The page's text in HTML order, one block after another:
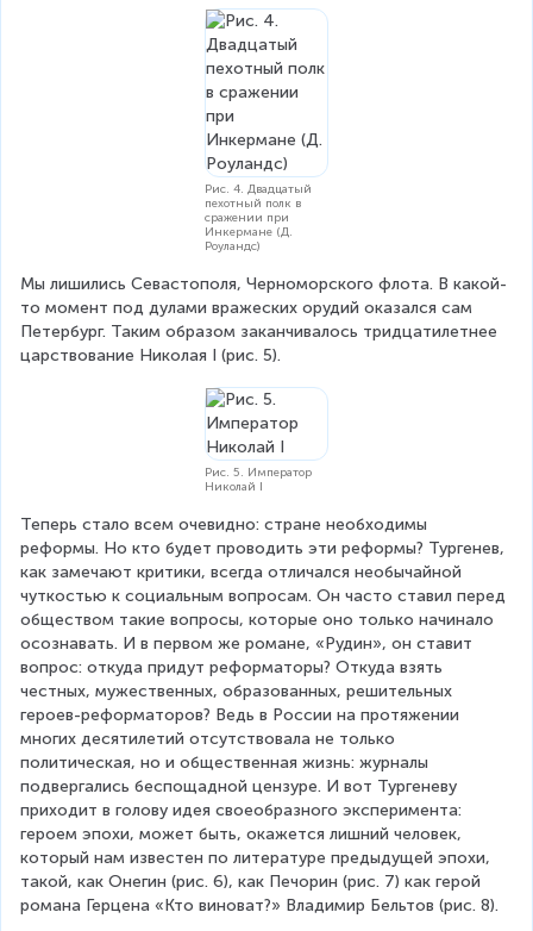
Рис. 4. Двадцатый
пехотный полк в
сражении при
Инкермане (Д.
Роуландс)
Мы лишились Севастополя, Черноморского флота. В какой-
то момент под дулами вражеских орудий оказался сам
Петербург. Таким образом заканчивалось тридцатилетнее
царствование Николая І (рис. 5).
Рис. 5. Император
Николай І
Теперь стало всем очевидно: стране необходимы
реформы. Но кто будет проводить эти реформы? Тургенев,
как замечают критики, всегда отличался необычайной
чуткостью к социальным вопросам. Он часто ставил перед
обществом такие вопросы, которые оно только начинало
осознавать. И в первом же романе, «Рудин», он ставит
вопрос: откуда придут реформаторы? Откуда взять
честных, мужественных, образованных, решительных
героев-реформаторов? Ведь в России на протяжении
многих десятилетий отсутствовала не только
политическая, но и общественная жизнь: журналы
подвергались беспощадной цензуре. И вот Тургеневу
приходит в голову идея своеобразного эксперимента:
героем эпохи, может быть, окажется лишний человек,
который нам известен по литературе предыдущей эпохи,
такой, как Онегин (рис. 6), как Печорин (рис. 7) как герой
романа Герцена «Кто виноват?» Владимир Бельтов (рис. 8).